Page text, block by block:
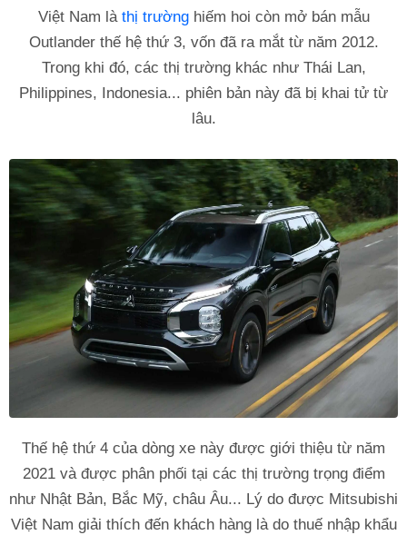
Việt Nam là thị trườnghiếm hoi còn mở bán mẫu
Outlander thế hệ thứ 3, vốn đã ra mắt từ năm 2012.
Trong khi đó, các thị trường khác như Thái Lan,
Philippines, Indonesia... phiên bản này đã bị khai tử từ
lâu.
Thế hệ thứ 4 của dòng xe này được giới thiệu từ năm
2021 và được phân phối tại các thị trường trọng điểm
như Nhật Bản, Bắc Mỹ, châu Âu... Lý do được Mitsubishi
Việt Nam giải thích đến khách hàng là do thuế nhập khẩu